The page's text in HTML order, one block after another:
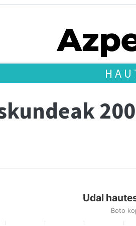
Udal
Boto